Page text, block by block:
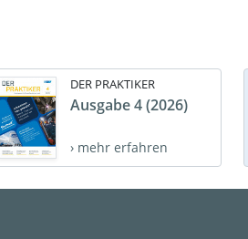
DER PRAKTIKER
Ausgabe 4 (2026)
› mehr erfahren